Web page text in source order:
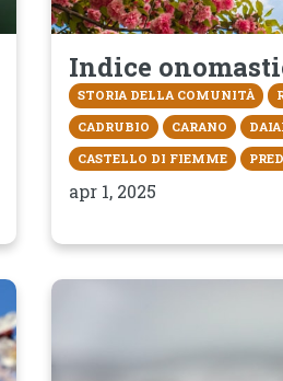
Indice
STORIA DELLA COMUNITÀ
CADRUBIO
CARANO
CASTELLO DI FIEMME
apr 1, 2025